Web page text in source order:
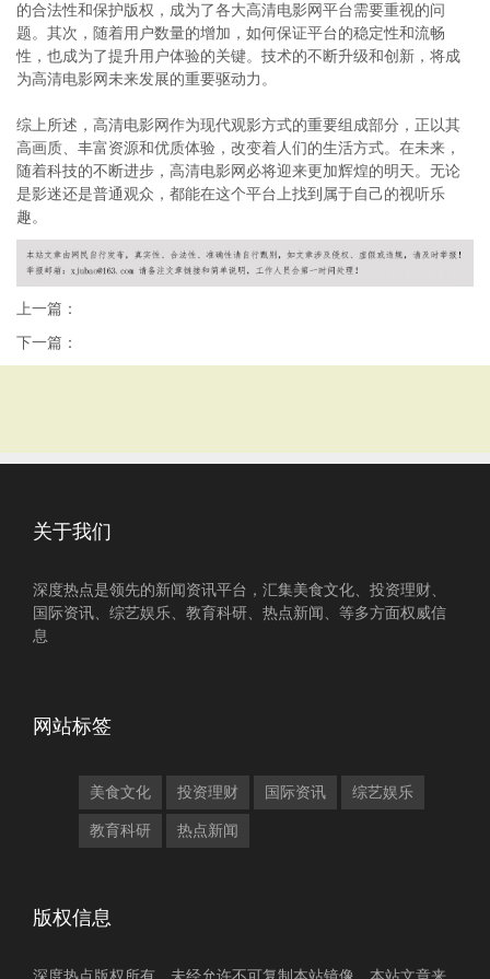
的合法性和保护版权，成为了各大高清电影网平台需要重视的问
题。其次，随着用户数量的增加，如何保证平台的稳定性和流畅
性，也成为了提升用户体验的关键。技术的不断升级和创新，将成
为高清电影网未来发展的重要驱动力。
综上所述，高清电影网作为现代观影方式的重要组成部分，正以其
高画质、丰富资源和优质体验，改变着人们的生活方式。在未来，
随着科技的不断进步，高清电影网必将迎来更加辉煌的明天。无论
是影迷还是普通观众，都能在这个平台上找到属于自己的视听乐
趣。
上一篇：
下一篇：
关于我们
深度热点是领先的新闻资讯平台，汇集美食文化、投资理财、
国际资讯、综艺娱乐、教育科研、热点新闻、等多方面权威信
息
网站标签
美食文化 投资理财 国际资讯 综艺娱乐
教育科研 热点新闻
版权信息